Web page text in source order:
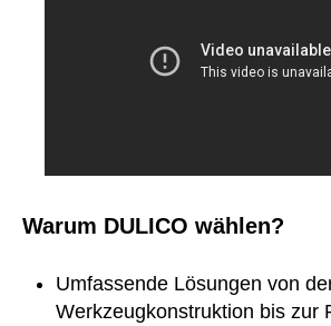
Warum DULICO wählen?
Umfassende Lösungen von
Werkzeugkonstruktion bis zur